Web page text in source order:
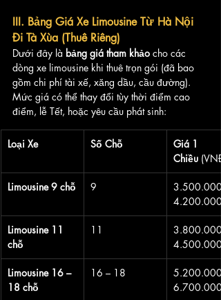
III. Bảng Giá Xe Limousine Từ Hà Nội
Đi Tà Xùa (Thuê Riêng)
Dưới đây là bảng giá tham khảo cho các
dòng xe limousine khi thuê trọn gói (đã bao
gồm chi phí tài xế, xăng dầu, cầu đường).
Mức giá có thể thay đổi tùy thời điểm cao
điểm, lễ Tết, hoặc yêu cầu phát sinh:
Loại Xe Số Chỗ
Giá 1
Chiều (VNĐ)
Limousine 9 chỗ 9
3.500.000
4.200.000
Limousine 11
chỗ
11
3.800.000
4.500.000
Limousine 16 –
18 chỗ
16 – 18
5.200.000
6.700.000